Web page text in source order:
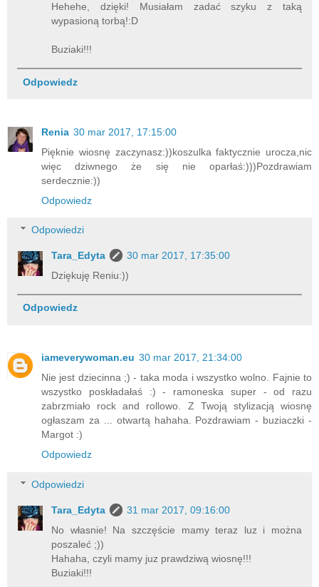
Hehehe, dzięki! Musiałam zadać szyku z taką
wypasioną torbą!:D
Buziaki!!!
Odpowiedz
Renia 30 mar 2017, 17:15:00
Pięknie wiosnę zaczynasz:))koszulka faktycznie urocza,nic
więc dziwnego że się nie oparłaś:)))Pozdrawiam
serdecznie:))
Odpowiedz
Odpowiedzi
Tara_Edyta
30 mar 2017, 17:35:00
Dziękuję Reniu:))
Odpowiedz
iameverywoman.eu 30 mar 2017, 21:34:00
Nie jest dziecinna ;) - taka moda i wszystko wolno. Fajnie to
wszystko poskładałaś :) - ramoneska super - od razu
zabrzmiało rock and rollowo. Z Twoją stylizacją wiosnę
ogłaszam za ... otwartą hahaha. Pozdrawiam - buziaczki -
Margot :)
Odpowiedz
Odpowiedzi
Tara_Edyta
31 mar 2017, 09:16:00
No własnie! Na szczęście mamy teraz luz i można
poszaleć ;))
Hahaha, czyli mamy juz prawdziwą wiosnę!!!
Buziaki!!!